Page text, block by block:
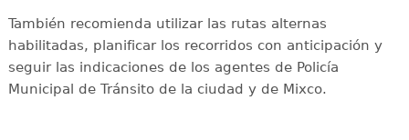
También recomienda utilizar las rutas alternas
habilitadas, planificar los recorridos con anticipación y
seguir las indicaciones de los agentes de Policía
Municipal de Tránsito de la ciudad y de Mixco.